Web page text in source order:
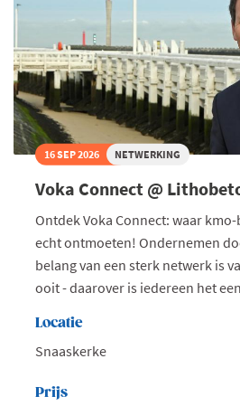
16 SEP 2026 NETWERKING
Voka Connect @
Ontdek Voka Connect: waar
echt ontmoeten! Ondernemen
belang van een sterk netwerk is
ooit - daarover is iedereen het
Locatie
Snaaskerke
Prijs